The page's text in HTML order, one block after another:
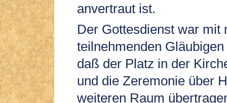
anvertraut ist.
Der Gottesdienst war mit
teilnehmenden
daß der Platz in der
und die Zeremonie über
weiteren Raum